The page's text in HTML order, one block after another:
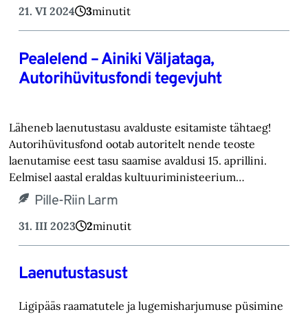
21. VI 2024 3minutit
Pealelend – Ainiki Väljataga,
Autorihüvitusfondi tegevjuht
Läheneb laenutustasu avalduste esitamiste tähtaeg!
Autorihüvitusfond ootab autoritelt nende teoste
laenutamise eest tasu saamise avaldusi 15. aprillini.
Eelmisel aastal eraldas kultuuriministeerium…
Pille-Riin Larm
31. III 2023 2minutit
Laenutustasust
Ligipääs raamatutele ja lugemisharjumuse püsimine